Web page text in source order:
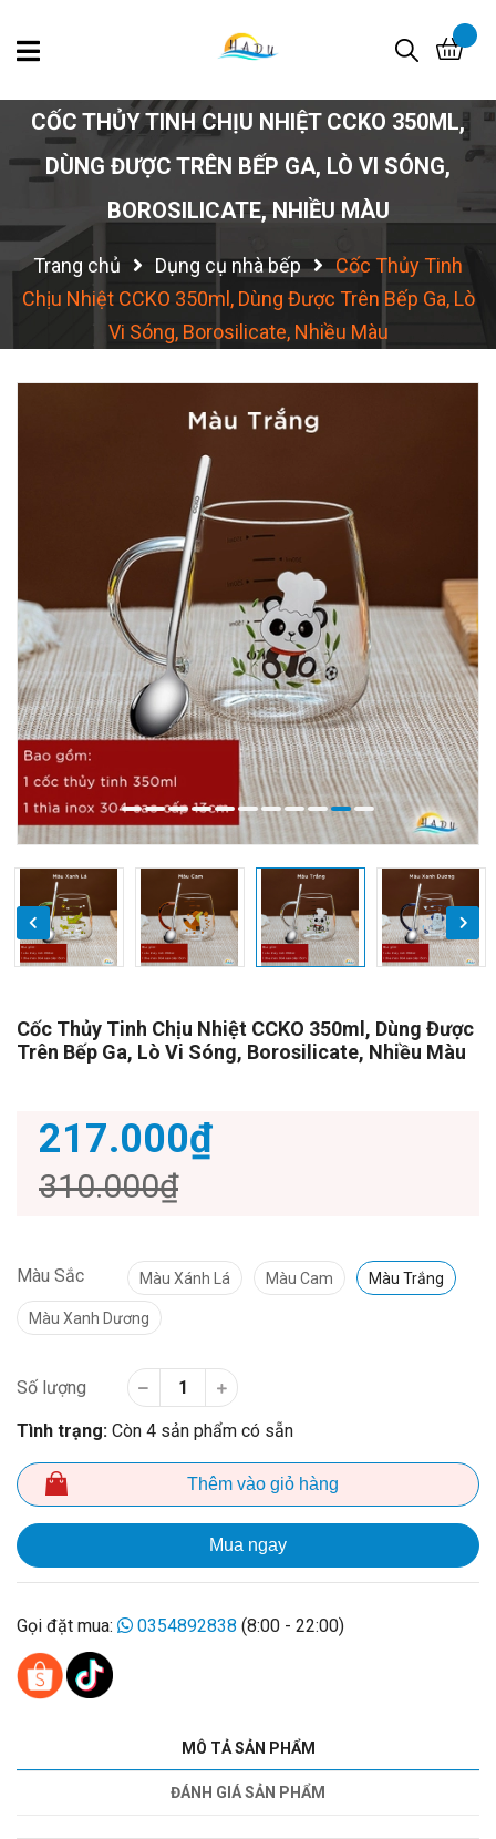
CỐC THỦY TINH CHỊU NHIỆT CCKO 350ML,
DÙNG ĐƯỢC TRÊN BẾP GA, LÒ VI SÓNG,
BOROSILICATE, NHIỀU MÀU
Trang chủ Dụng cụ nhà bếp
Cốc Thủy Tinh
Chịu Nhiệt CCKO 350ml, Dùng Được Trên Bếp Ga, Lò
Vi Sóng, Borosilicate, Nhiều Màu
Cốc Thủy Tinh Chịu Nhiệt CCKO 350ml, Dùng Được
Trên Bếp Ga, Lò Vi Sóng, Borosilicate, Nhiều Màu
217.000₫
310.000₫
Màu Sắc Màu Xánh Lá Màu Cam Màu Trắng
Màu Xanh Dương
Số lượng
Tình trạng: Còn 4 sản phẩm có sẵn
Thêm vào giỏ hàng
Mua ngay
Gọi đặt mua: 0354892838 (8:00 - 22:00)
MÔ TẢ SẢN PHẨM
ĐÁNH GIÁ SẢN PHẨM